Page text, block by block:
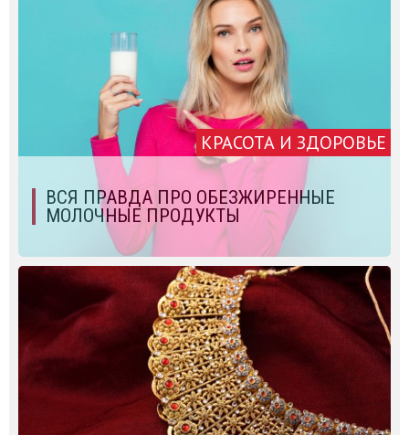
КРАСОТА И ЗДОРОВЬЕ
ВСЯ ПРАВДА ПРО ОБЕЗЖИРЕННЫЕ
МОЛОЧНЫЕ ПРОДУКТЫ